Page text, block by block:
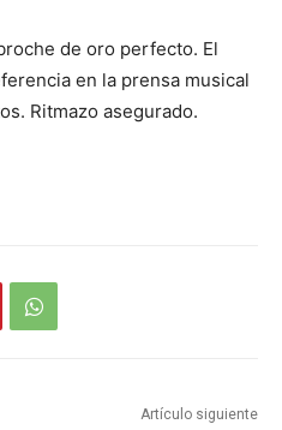
de oro perfecto. El
en la prensa musical
Ritmazo asegurado.
Artículo siguiente